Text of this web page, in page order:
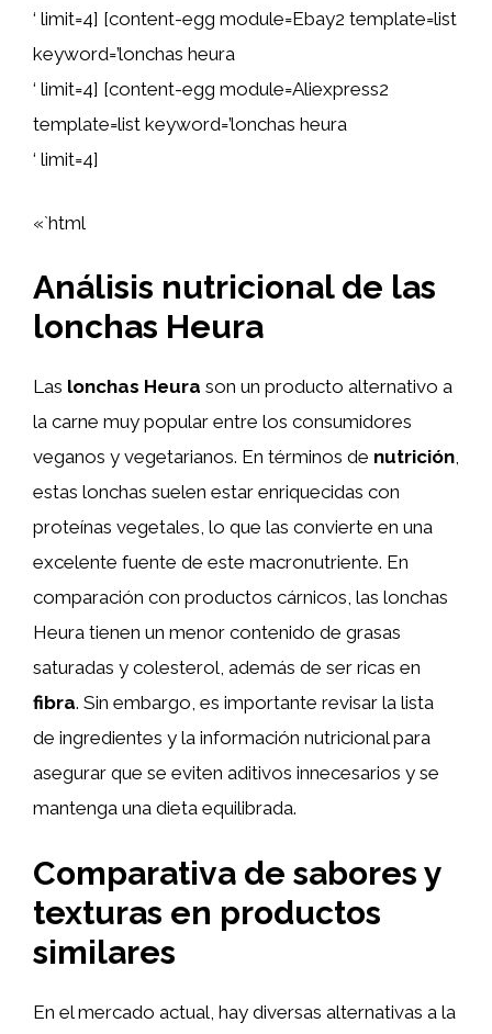
‘ limit=4] [content-egg module=Ebay2 template=list
keyword=’lonchas heura
‘ limit=4] [content-egg module=Aliexpress2
template=list keyword=’lonchas heura
‘ limit=4]
«`html
Análisis nutricional de las
lonchas Heura
Las lonchas Heura son un producto alternativo a
la carne muy popular entre los consumidores
veganos y vegetarianos. En términos de nutrición,
estas lonchas suelen estar enriquecidas con
proteínas vegetales, lo que las convierte en una
excelente fuente de este macronutriente. En
comparación con productos cárnicos, las lonchas
Heura tienen un menor contenido de grasas
saturadas y colesterol, además de ser ricas en
fibra. Sin embargo, es importante revisar la lista
de ingredientes y la información nutricional para
asegurar que se eviten aditivos innecesarios y se
mantenga una dieta equilibrada.
Comparativa de sabores y
texturas en productos
similares
En el mercado actual, hay diversas alternativas a la